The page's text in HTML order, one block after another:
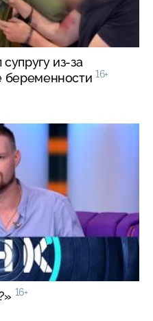
из-за
беременности 16+
16+